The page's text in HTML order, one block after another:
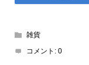
雑貨
コメント: 0